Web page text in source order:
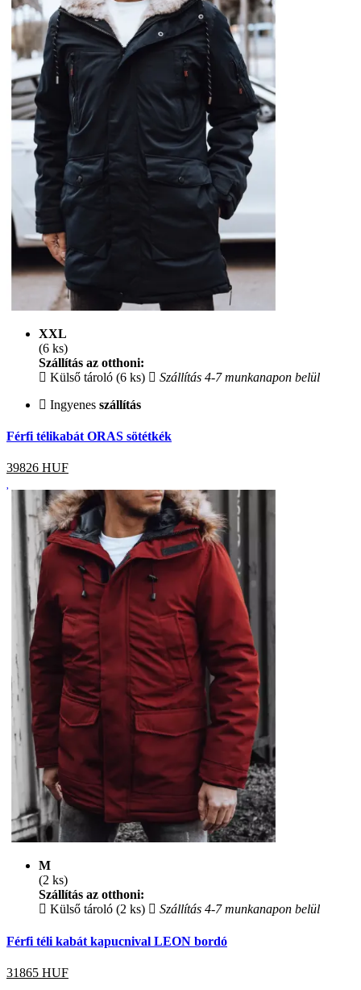
XXL
(6 ks)
Szállítás az otthoni:
Külső tároló (6 ks)
Szállítás 4-7 munkanapon belül
Ingyenes szállítás
Férfi télikabát ORAS sötétkék
39826 HUF
M
(2 ks)
Szállítás az otthoni:
Külső tároló (2 ks)
Szállítás 4-7 munkanapon belül
Férfi téli kabát kapucnival LEON bordó
31865 HUF